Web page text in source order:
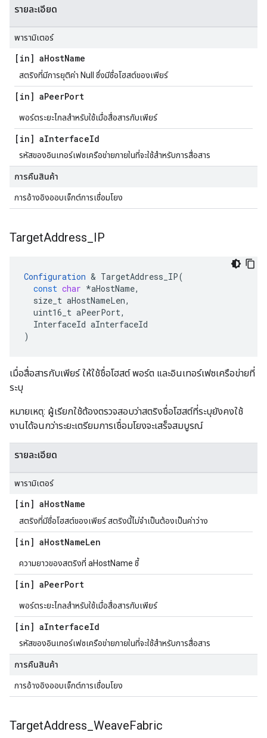
รายละเอียด
พารามิเตอร์
[in] aHostName
สตริงที่มีการยุติค่า Null ซึ่งมีชื่อโฮสต์ของเพียร์
[in] aPeerPort
พอร์ตระยะไกลสำหรับใช้เมื่อสื่อสารกับเพียร์
[in] aInterfaceId
รหัสของอินเทอร์เฟซเครือข่ายภายในที่จะใช้สำหรับการสื่อสาร
การคืนสินค้า
การอ้างอิงออบเจ็กต์การเชื่อมโยง
TargetAddress IP
Configuration & TargetAddress_IP(
const char *aHostName,
size_t aHostNameLen,
uint16_t aPeerPort,
InterfaceId aInterfaceId
)
เมื่อสื่อสารกับเพียร์ ให้ใช้ชื่อโฮสต์ พอร์ต และอินเทอร์เฟซเครือข่ายที่
ระบุ
หมายเหตุ: ผู้เรียกใช้ต้องตรวจสอบว่าสตริงชื่อโฮสต์ที่ระบุยังคงใช้
งานได้จนกว่าระยะเตรียมการเชื่อมโยงจะเสร็จสมบูรณ์
รายละเอียด
พารามิเตอร์
[in] aHostName
สตริงที่มีชื่อโฮสต์ของเพียร์ สตริงนี้ไม่จำเป็นต้องเป็นค่าว่าง
[in] aHostNameLen
ความยาวของสตริงที่ aHostName ชี้
[in] aPeerPort
พอร์ตระยะไกลสำหรับใช้เมื่อสื่อสารกับเพียร์
[in] aInterfaceId
รหัสของอินเทอร์เฟซเครือข่ายภายในที่จะใช้สำหรับการสื่อสาร
การคืนสินค้า
การอ้างอิงออบเจ็กต์การเชื่อมโยง
TargetAddress WeaveFabric